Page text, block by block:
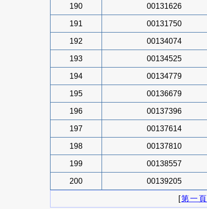
190 00131626
191 00131750
192 00134074
193 00134525
194 00134779
195 00136679
196 00137396
197 00137614
198 00137810
199 00138557
200 00139205
[第一頁